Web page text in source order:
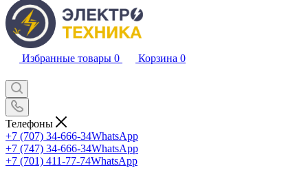
Избранные товары 0 Корзина 0
Телефоны
+7 (707) 34-666-34WhatsApp
+7 (747) 34-666-34WhatsApp
+7 (701) 411-77-74WhatsApp